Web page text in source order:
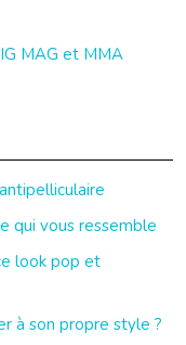
MAG et MMA
qui vous ressemble
look pop et
à son propre style ?